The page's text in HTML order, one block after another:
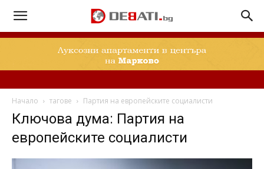
Начало тагове Партия на европейските социалисти
Ключова дума: Партия на
европейските социалисти